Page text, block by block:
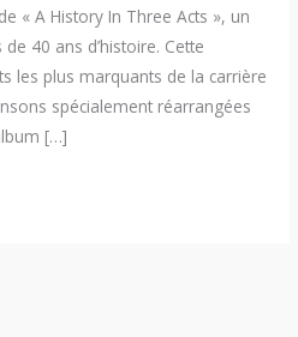
« A History In Three Acts », un
40 ans d’histoire. Cette
les plus marquants de la carrière
spécialement réarrangées
[…]